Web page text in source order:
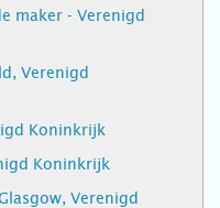
maker - Verenigd
Verenigd
Koninkrijk
Koninkrijk
Verenigd